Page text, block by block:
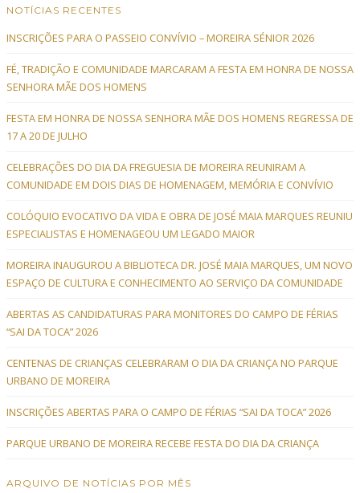
NOTÍCIAS RECENTES
INSCRIÇÕES PARA O PASSEIO CONVÍVIO – MOREIRA SÉNIOR 2026
FÉ, TRADIÇÃO E COMUNIDADE MARCARAM A FESTA EM HONRA DE NOSSA
SENHORA MÃE DOS HOMENS
FESTA EM HONRA DE NOSSA SENHORA MÃE DOS HOMENS REGRESSA DE
17 A 20 DE JULHO
CELEBRAÇÕES DO DIA DA FREGUESIA DE MOREIRA REUNIRAM A
COMUNIDADE EM DOIS DIAS DE HOMENAGEM, MEMÓRIA E CONVÍVIO
COLÓQUIO EVOCATIVO DA VIDA E OBRA DE JOSÉ MAIA MARQUES REUNIU
ESPECIALISTAS E HOMENAGEOU UM LEGADO MAIOR
MOREIRA INAUGUROU A BIBLIOTECA DR. JOSÉ MAIA MARQUES, UM NOVO
ESPAÇO DE CULTURA E CONHECIMENTO AO SERVIÇO DA COMUNIDADE
ABERTAS AS CANDIDATURAS PARA MONITORES DO CAMPO DE FÉRIAS
“SAI DA TOCA” 2026
CENTENAS DE CRIANÇAS CELEBRARAM O DIA DA CRIANÇA NO PARQUE
URBANO DE MOREIRA
INSCRIÇÕES ABERTAS PARA O CAMPO DE FÉRIAS “SAI DA TOCA” 2026
PARQUE URBANO DE MOREIRA RECEBE FESTA DO DIA DA CRIANÇA
ARQUIVO DE NOTÍCIAS POR MÊS